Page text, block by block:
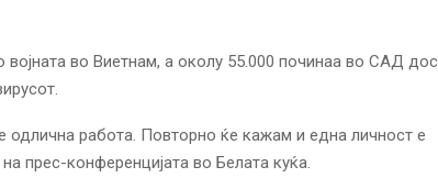
војната во Виетнам, а околу 55.000 починаа во САД
одлична работа. Повторно ќе кажам и една личност е
прес-конференцијата во Белата куќа.